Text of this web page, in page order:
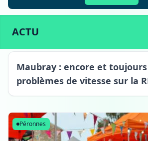
ACTU
Maubray
Maubray : encore et
problèmes de vitesse sur la
Péronnes